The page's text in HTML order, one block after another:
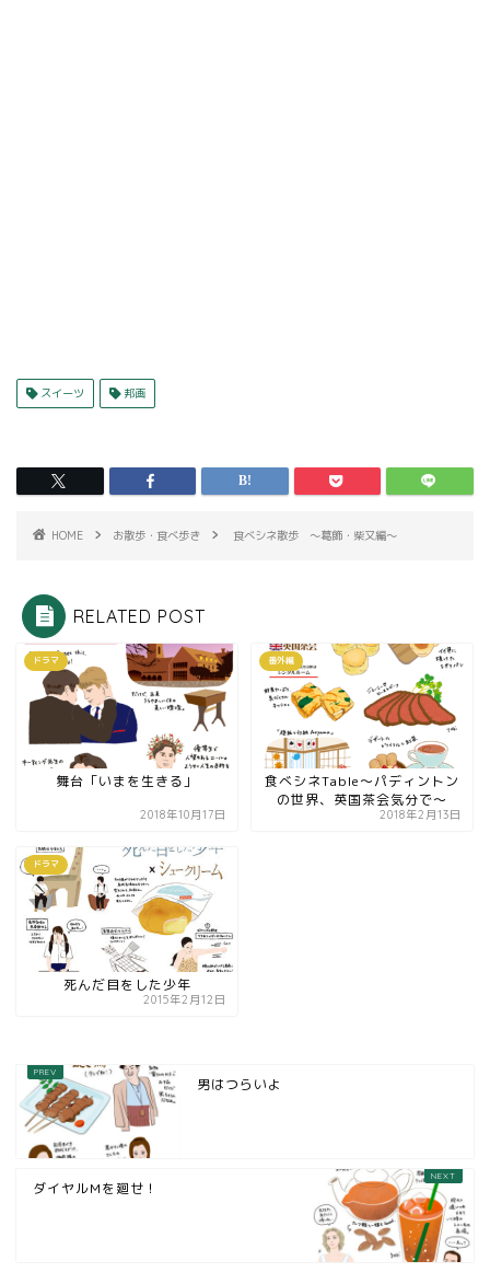
スイーツ 邦画
HOME お散歩・食べ歩き 食べシネ散歩 〜葛飾・柴又編〜
RELATED POST
ドラマ
舞台「いまを生きる」
2018年10月17日
番外編
食べシネTable～パディントン
の世界、英国茶会気分で～
2018年2月13日
ドラマ
死んだ目をした少年
2015年2月12日
男はつらいよ
ダイヤルMを廻せ！